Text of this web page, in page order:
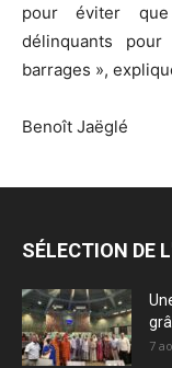
pour éviter
délinquants
barrages »,
Benoît Jaëglé
SÉLECTION DE
7